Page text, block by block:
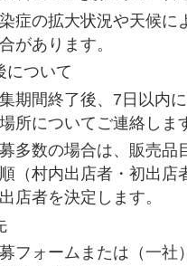
症の拡大状況や天候に
があります。
について
期間終了後、7日以内
所についてご連絡しま
多数の場合は、販売品
（村内出店者・初出店
店者を決定します。
フォームまたは（一社